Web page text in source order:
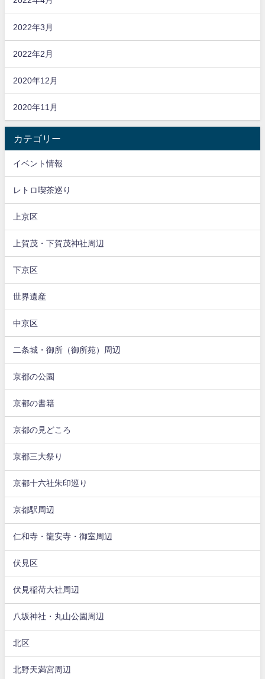
2022年3月
2022年2月
2020年12月
2020年11月
カテゴリー
イベント情報
レトロ喫茶巡り
上京区
上賀茂・下賀茂神社周辺
下京区
世界遺産
中京区
二条城・御所（御所苑）周辺
京都の公園
京都の書籍
京都の見どころ
京都三大祭り
京都十六社朱印巡り
京都駅周辺
仁和寺・龍安寺・御室周辺
伏見区
伏見稲荷大社周辺
八坂神社・丸山公園周辺
北区
北野天満宮周辺